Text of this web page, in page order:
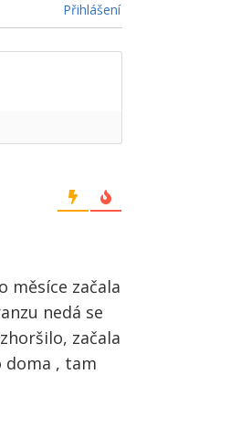
Přihlášení
měsíce začala
nedá se
začala
doma , tam